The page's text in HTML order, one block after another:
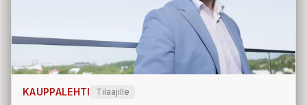
KAUPPALEHTI Tilaajille